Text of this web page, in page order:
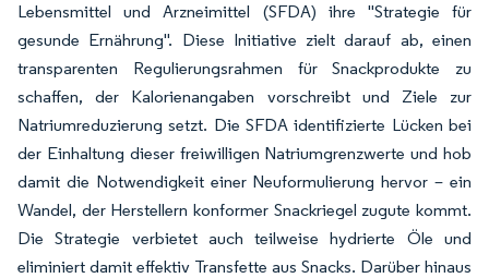
Lebensmittel und Arzneimittel (SFDA) ihre "Strategie für
gesunde Ernährung". Diese Initiative zielt darauf ab, einen
transparenten Regulierungsrahmen für Snackprodukte zu
schaffen, der Kalorienangaben vorschreibt und Ziele zur
Natriumreduzierung setzt. Die SFDA identifizierte Lücken bei
der Einhaltung dieser freiwilligen Natriumgrenzwerte und hob
damit die Notwendigkeit einer Neuformulierung hervor – ein
Wandel, der Herstellern konformer Snackriegel zugute kommt.
Die Strategie verbietet auch teilweise hydrierte Öle und
eliminiert damit effektiv Transfette aus Snacks. Darüber hinaus